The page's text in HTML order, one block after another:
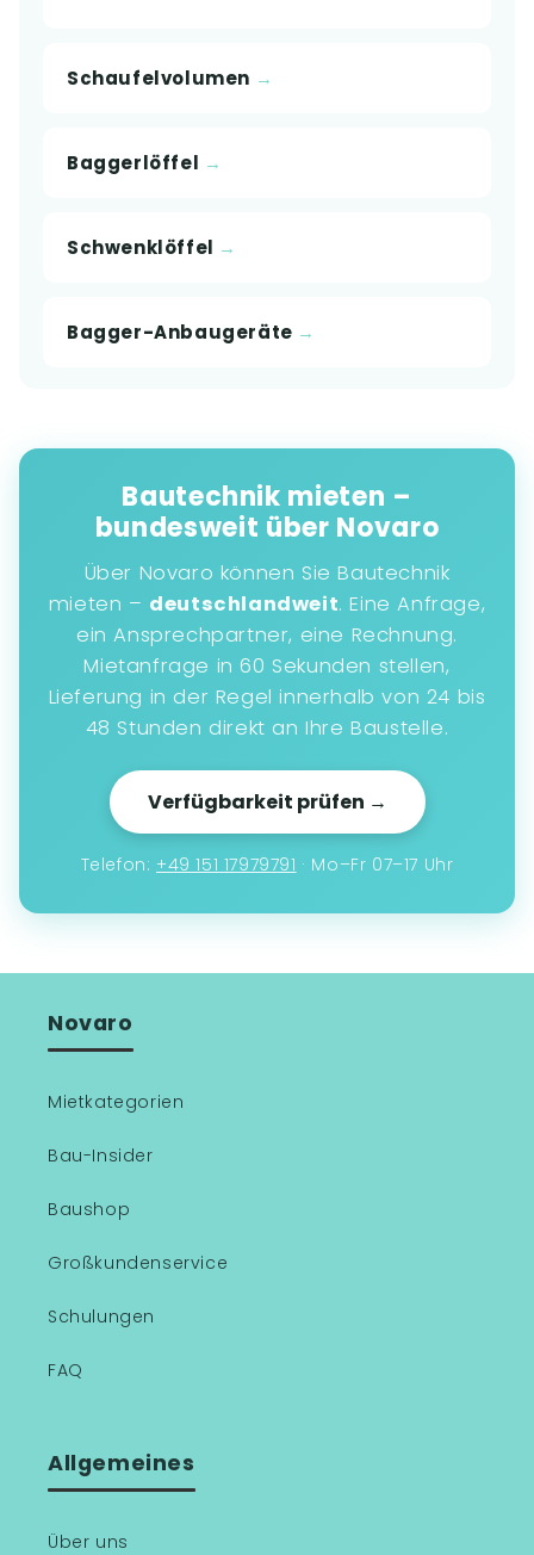
Schaufelvolumen
Baggerlöffel
Schwenklöffel
Bagger-Anbaugeräte
Bautechnik mieten –
bundesweit über Novaro
Über Novaro können Sie Bautechnik
mieten – deutschlandweit. Eine Anfrage,
ein Ansprechpartner, eine Rechnung.
Mietanfrage in 60 Sekunden stellen,
Lieferung in der Regel innerhalb von 24 bis
48 Stunden direkt an Ihre Baustelle.
Verfügbarkeit prüfen →
Telefon: +49 151 17979791 · Mo–Fr 07–17 Uhr
Novaro
Mietkategorien
Bau-Insider
Baushop
Großkundenservice
Schulungen
FAQ
Allgemeines
Über uns